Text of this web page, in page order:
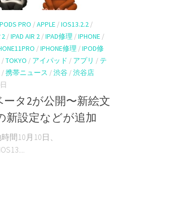
PRO /APPLE /IOS13.2.2 /
/IPAD AIR 2 /IPAD修理 /IPHONE /
/IPHONE修理 /IPOD修
/TOKYO / アイパッド / アプリ / テ
/携帯ニュース /渋谷 /渋谷店
ータ2が公開〜新絵文
新設定などが追加
間10月10日、